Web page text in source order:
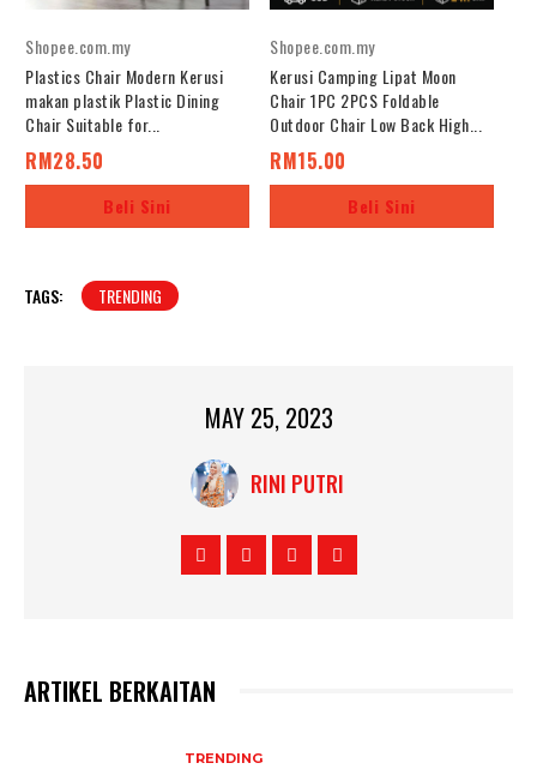
t
e
n
t
b
e
.
Shopee.com.my
Plastics Chair Modern Kerusi
makan plastik Plastic Dining
Chair Suitable for...
RM28.50
Beli Sini
Shopee.com.my
Kerusi Camping Lipat Moon
Chair 1PC 2PCS Foldable
Outdoor Chair Low Back High...
RM15.00
Beli Sini
TAGS: TRENDING
MAY 25, 2023
RINI PUTRI
ARTIKEL BERKAITAN
TRENDING